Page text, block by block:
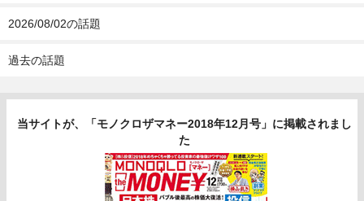
2026/08/02の話題
過去の話題
当サイトが、「モノクロザマネー2018年12月号」に掲載されまし
た